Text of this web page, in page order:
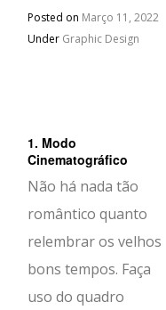
Posted on Março 11, 2022
Under Graphic Design
1. Modo
Cinematográfico
Não há nada tão
romântico quanto
relembrar os velhos
bons tempos. Faça
uso do quadro